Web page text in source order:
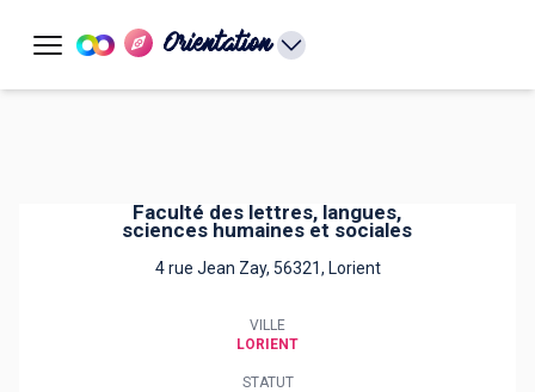
Orientation
Faculté des lettres, langues,
sciences humaines et sociales
4 rue Jean Zay, 56321, Lorient
VILLE
LORIENT
STATUT